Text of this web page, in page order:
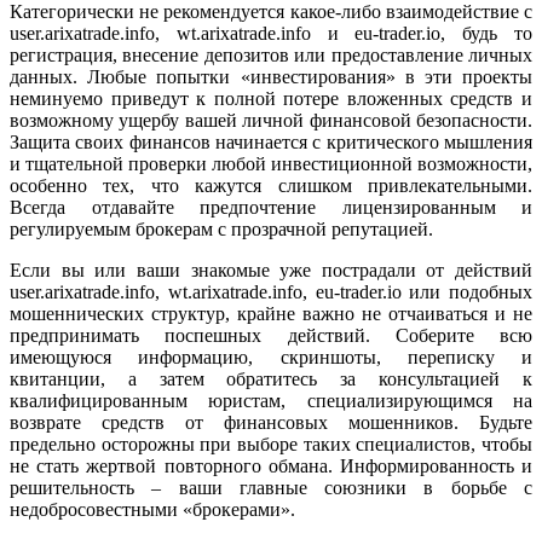
Категорически не рекомендуется какое-либо взаимодействие с
user.arixatrade.info, wt.arixatrade.info и eu-trader.io, будь то
регистрация, внесение депозитов или предоставление личных
данных. Любые попытки «инвестирования» в эти проекты
неминуемо приведут к полной потере вложенных средств и
возможному ущербу вашей личной финансовой безопасности.
Защита своих финансов начинается с критического мышления
и тщательной проверки любой инвестиционной возможности,
особенно тех, что кажутся слишком привлекательными.
Всегда отдавайте предпочтение лицензированным и
регулируемым брокерам с прозрачной репутацией.
Если вы или ваши знакомые уже пострадали от действий
user.arixatrade.info, wt.arixatrade.info, eu-trader.io или подобных
мошеннических структур, крайне важно не отчаиваться и не
предпринимать поспешных действий. Соберите всю
имеющуюся информацию, скриншоты, переписку и
квитанции, а затем обратитесь за консультацией к
квалифицированным юристам, специализирующимся на
возврате средств от финансовых мошенников. Будьте
предельно осторожны при выборе таких специалистов, чтобы
не стать жертвой повторного обмана. Информированность и
решительность – ваши главные союзники в борьбе с
недобросовестными «брокерами».